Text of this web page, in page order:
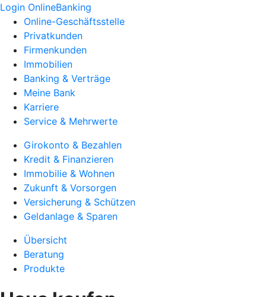
Login OnlineBanking
Online-Geschäftsstelle
Privatkunden
Firmenkunden
Immobilien
Banking & Verträge
Meine Bank
Karriere
Service & Mehrwerte
Girokonto & Bezahlen
Kredit & Finanzieren
Immobilie & Wohnen
Zukunft & Vorsorgen
Versicherung & Schützen
Geldanlage & Sparen
Übersicht
Beratung
Produkte